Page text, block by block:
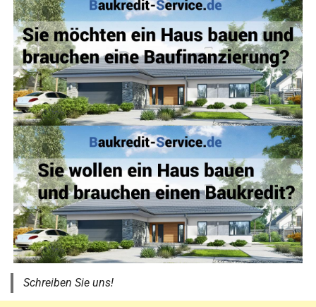
Schreiben Sie uns!